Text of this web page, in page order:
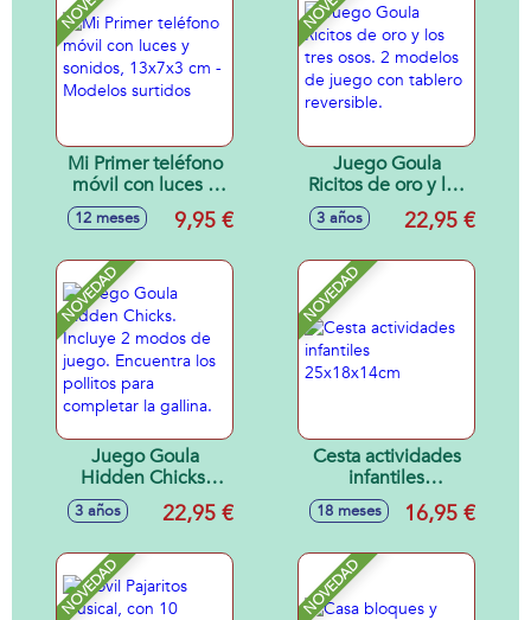
Mi Primer teléfono
móvil con luces y
sonidos, 13x7x3
cm - Modelos
12 meses 9,95 €
Juego Goula
Ricitos de oro y los
tres osos. 2
modelos de juego
reversible.
3 años 22,95 €
NOVEDAD
Juego Goula
Hidden Chicks.
Incluye 2 modos de
juego. Encuentra
completar la
gallina.
3 años 22,95 €
NOVEDAD
Cesta actividades
infantiles
25x18x14cm
18 meses 16,95 €
NOVEDAD NOVEDAD